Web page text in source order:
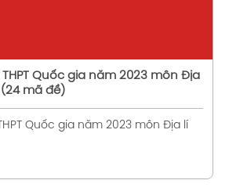
Quốc gia năm 2023 môn Địa
(24 mã đề)
Quốc gia năm 2023 môn Địa lí